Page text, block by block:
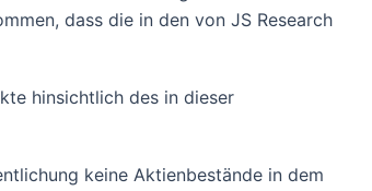
dass die in den von JS Research
hinsichtlich des in dieser
keine Aktienbestände in dem